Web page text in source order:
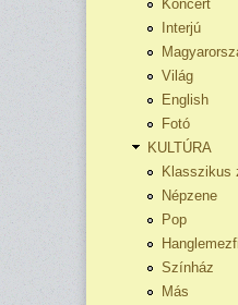
Koncert
Interjú
Világ
English
Fotó
KULTÚRA
Klasszikus
Népzene
Pop
Színház
Más